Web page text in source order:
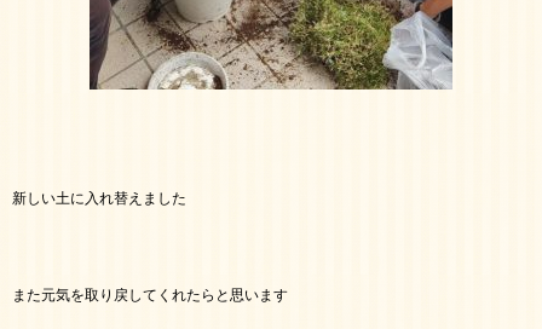
新しい土に入れ替えました
また元気を取り戻してくれたらと思います